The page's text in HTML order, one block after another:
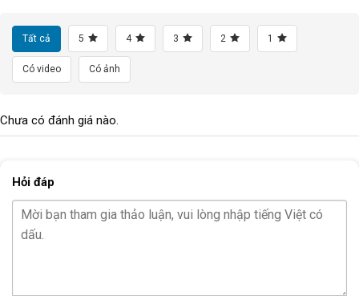
Tất cả 5 4 3 2 1
Có video Có ảnh
Chưa có đánh giá nào.
Hỏi đáp